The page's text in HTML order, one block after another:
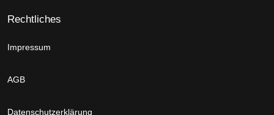
Rechtliches
Impressum
AGB
Datenschutzerklärung